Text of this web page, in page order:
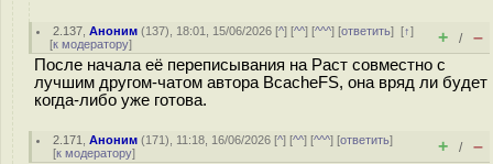
2.137 ,Аноним (137), 18:01, 15/06/2026 [^] [^^] [^^^] [ответить][↑]
[к модератору] + / –
После начала её переписывания на Раст совместно с
лучшим другом-чатом автора BcacheFS, она вряд ли будет
когда-либо уже готова.
2.171 ,Аноним (171), 11:18, 16/06/2026 [^] [^^] [^^^] [ответить]
[к модератору] + / –